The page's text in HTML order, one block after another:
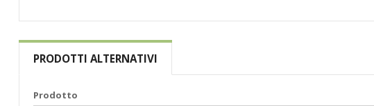
PRODOTTI ALTERNATIVI
Prodotto